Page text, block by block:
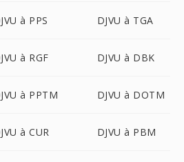
à PPS DJVU à TGA
à RGF DJVU à DBK
à PPTM DJVU à DOTM
à CUR DJVU à PBM